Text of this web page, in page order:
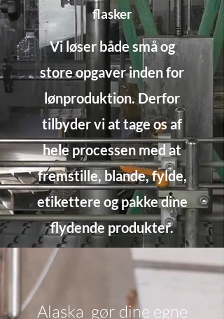
flasker
Vi løser både små og
store opgaver inden for
lønproduktion. Derfor
tilbyder vi at tage os af
hele processen med at
fremstille, blande, fylde,
etikettere og pakke dine
flydende produkter.
Alaska gør dine egne